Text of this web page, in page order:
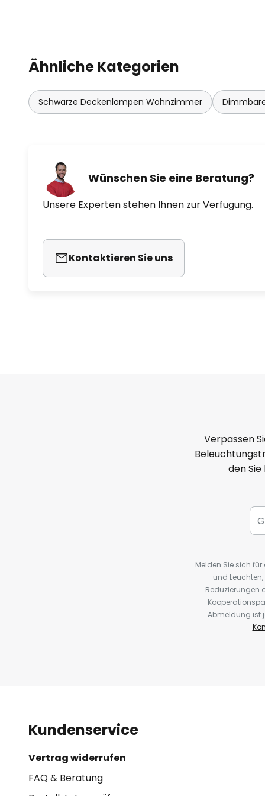
Ähnliche Kategorien
Schwarze Deckenlampen Wohnzimmer
Wünschen Sie eine Beratung?
Unsere Experten stehen Ihnen zur Verfügung.
Kontaktieren Sie uns
Verpassen
den
Melden Sie sich
und
Reduzierungen
Abmeldung ist
Kundenservice
Vertrag widerrufen
FAQ & Beratung